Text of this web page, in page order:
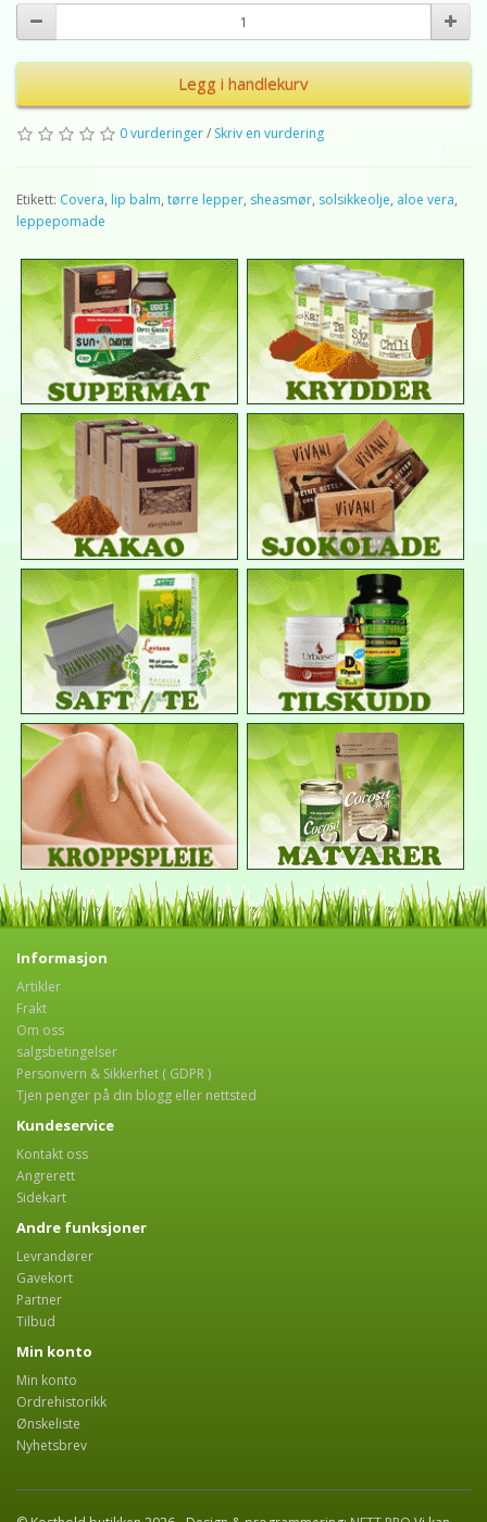
Legg i handlekurv
0 vurderinger/ Skriv en vurdering
Etikett: Covera, lip balm, tørre lepper, sheasmør, solsikkeolje, aloe vera,
leppepomade
Informasjon
Artikler
Frakt
Om oss
salgsbetingelser
Personvern & Sikkerhet ( GDPR )
Tjen penger på din blogg eller nettsted
Kundeservice
Kontakt oss
Angrerett
Sidekart
Andre funksjoner
Levrandører
Gavekort
Partner
Tilbud
Min konto
Min konto
Ordrehistorikk
Ønskeliste
Nyhetsbrev